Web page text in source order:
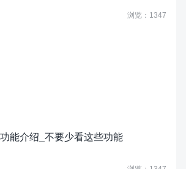
浏览：1347
能介绍_不要少看这些功能